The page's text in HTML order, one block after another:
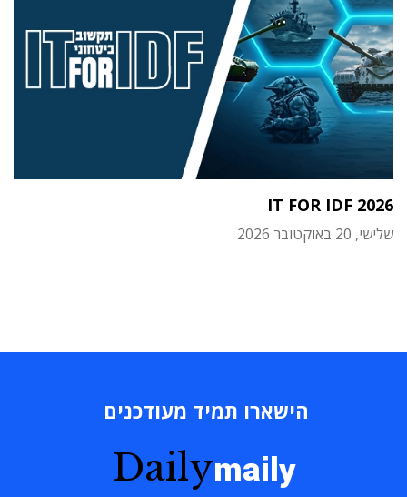
IT FOR IDF 2026
שלישי, 20 באוקטובר 2026
הישארו תמיד מעודכנים
Dailymaily